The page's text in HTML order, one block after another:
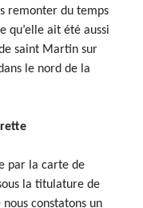
remonter du temps
qu’elle ait été aussi
saint Martin sur
le nord de la
par la carte de
la titulature de
constatons un